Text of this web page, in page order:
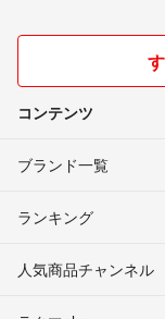
コンテンツ
ブランド一覧
ランキング
人気商品チャンネル